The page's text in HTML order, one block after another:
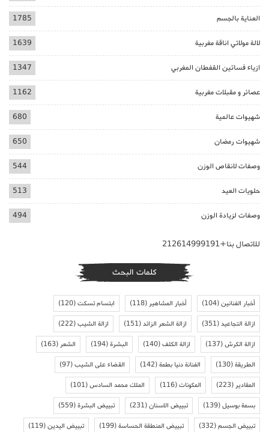
العناية بالجسم 1785
لالة مولاتي اناقة مغربية 1639
ازياء فساتين القفطان المغربي 1347
عصائر و مقبلات مغربية 1162
شهيوات عالمية 680
شهيوات رمضان 650
وصفات لانقاص الوزن 544
حلويات العيد 513
وصفات لزيادة الوزن 494
للاتصال بنا+212614999191
كلمات البحث
أخبار الفنانين(104) أخبار المشاهير(118) ابتسام تسكت(120)
ازالة التجاعيد(351) ازالة الشعر الزائد(151) ازالة الشيب(222)
ازالة الكرش(137) ازالة الكلف(140) البشرة(194) الشعر(163)
الطريقة(130) الفنانة دنيا بطمة(142) القضاء على الشيب(97)
المقادير(223) المكونات(116) الملك محمد السادس(101)
بسمة بوسيل(139) تبييض الاسنان(231) تبييض البشرة(559)
تبييض الجسم(332) تبييض المنطقة الحساسة(199) تبييض اليدين(119)